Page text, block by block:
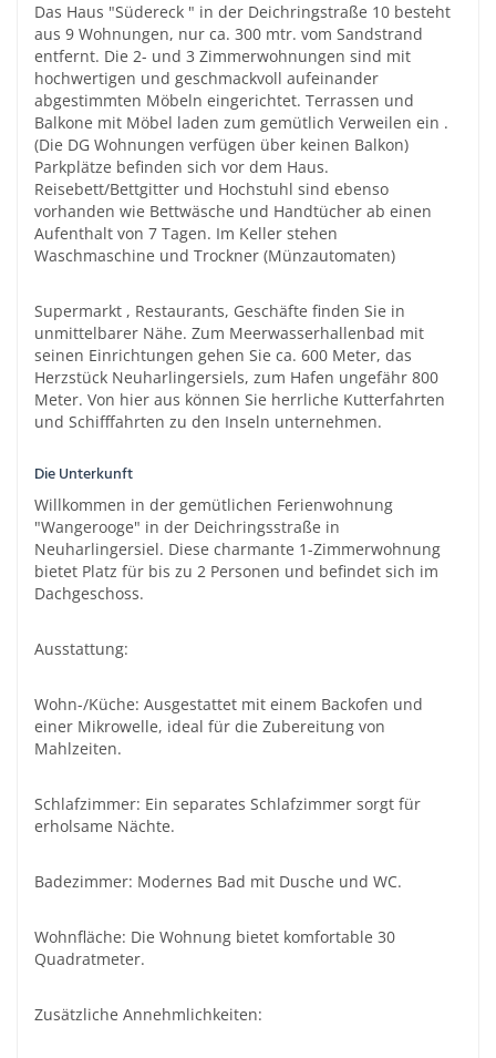
Das Haus "Südereck " in der Deichringstraße 10 besteht
aus 9 Wohnungen, nur ca. 300 mtr. vom Sandstrand
entfernt. Die 2- und 3 Zimmerwohnungen sind mit
hochwertigen und geschmackvoll aufeinander
abgestimmten Möbeln eingerichtet. Terrassen und
Balkone mit Möbel laden zum gemütlich Verweilen ein .
(Die DG Wohnungen verfügen über keinen Balkon)
Parkplätze befinden sich vor dem Haus.
Reisebett/Bettgitter und Hochstuhl sind ebenso
vorhanden wie Bettwäsche und Handtücher ab einen
Aufenthalt von 7 Tagen. Im Keller stehen
Waschmaschine und Trockner (Münzautomaten)
Supermarkt , Restaurants, Geschäfte finden Sie in
unmittelbarer Nähe. Zum Meerwasserhallenbad mit
seinen Einrichtungen gehen Sie ca. 600 Meter, das
Herzstück Neuharlingersiels, zum Hafen ungefähr 800
Meter. Von hier aus können Sie herrliche Kutterfahrten
und Schifffahrten zu den Inseln unternehmen.
Die Unterkunft
Willkommen in der gemütlichen Ferienwohnung
"Wangerooge" in der Deichringsstraße in
Neuharlingersiel. Diese charmante 1-Zimmerwohnung
bietet Platz für bis zu 2 Personen und befindet sich im
Dachgeschoss.
Ausstattung:
Wohn-/Küche: Ausgestattet mit einem Backofen und
einer Mikrowelle, ideal für die Zubereitung von
Mahlzeiten.
Schlafzimmer: Ein separates Schlafzimmer sorgt für
erholsame Nächte.
Badezimmer: Modernes Bad mit Dusche und WC.
Wohnfläche: Die Wohnung bietet komfortable 30
Quadratmeter.
Zusätzliche Annehmlichkeiten: